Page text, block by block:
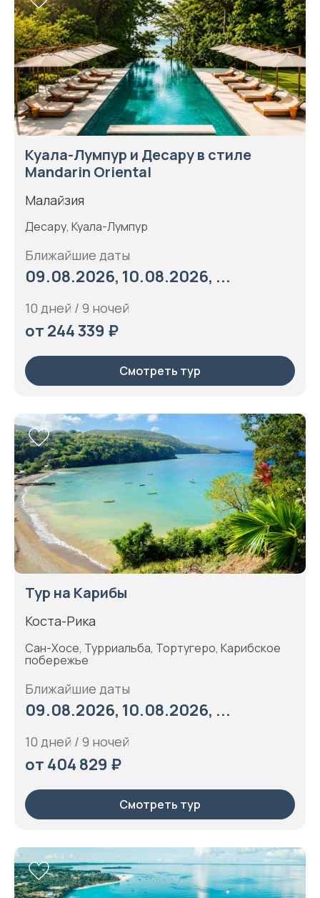
Куала-Лумпур и Десару в стиле
Mandarin Oriental
Малайзия
Десару, Куала-Лумпур
Ближайшие даты
09.08.2026, 10.08.2026, ...
10 дней / 9 ночей
от 244 339 ₽
Смотреть тур
Тур на Карибы
Коста-Рика
Сан-Хосе, Турриальба, Тортугеро, Карибское
побережье
Ближайшие даты
09.08.2026, 10.08.2026, ...
10 дней / 9 ночей
от 404 829 ₽
Смотреть тур